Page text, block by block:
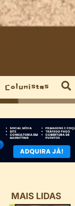
Colunistas
MAIS LIDAS